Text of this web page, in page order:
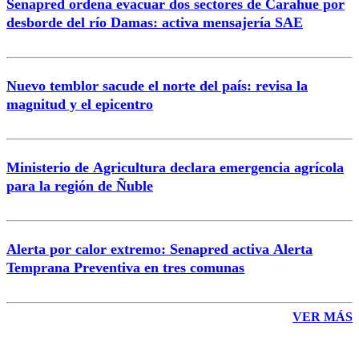
Senapred ordena evacuar dos sectores de Carahue por
desborde del río Damas: activa mensajería SAE
Nuevo temblor sacude el norte del país: revisa la
magnitud y el epicentro
Ministerio de Agricultura declara emergencia agrícola
para la región de Ñuble
Alerta por calor extremo: Senapred activa Alerta
Temprana Preventiva en tres comunas
VER MÁS